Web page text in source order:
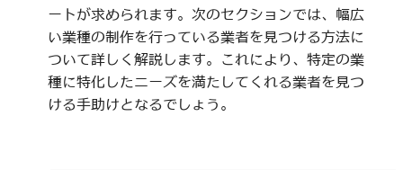
ートが求められます。次のセクションでは、幅広
い業種の制作を行っている業者を見つける方法に
ついて詳しく解説します。これにより、特定の業
種に特化したニーズを満たしてくれる業者を見つ
ける手助けとなるでしょう。